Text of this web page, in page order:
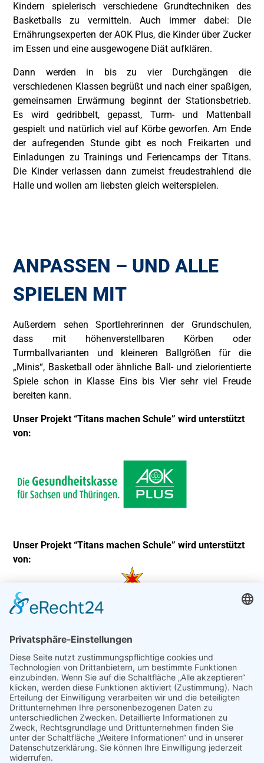
Kindern spielerisch verschiedene Grundtechniken des
Basketballs zu vermitteln. Auch immer dabei: Die
Ernährungsexperten der AOK Plus, die Kinder über Zucker
im Essen und eine ausgewogene Diät aufklären.
Dann werden in bis zu vier Durchgängen die
verschiedenen Klassen begrüßt und nach einer spaßigen,
gemeinsamen Erwärmung beginnt der Stationsbetrieb.
Es wird gedribbelt, gepasst, Turm- und Mattenball
gespielt und natürlich viel auf Körbe geworfen. Am Ende
der aufregenden Stunde gibt es noch Freikarten und
Einladungen zu Trainings und Feriencamps der Titans.
Die Kinder verlassen dann zumeist freudestrahlend die
Halle und wollen am liebsten gleich weiterspielen.
ANPASSEN – UND ALLE
SPIELEN MIT
Außerdem sehen Sportlehrerinnen der Grundschulen,
dass mit höhenverstellbaren Körben oder
Turmballvarianten und kleineren Ballgrößen für die
„Minis“, Basketball oder ähnliche Ball- und zielorientierte
Spiele schon in Klasse Eins bis Vier sehr viel Freude
bereiten kann.
Unser Projekt “Titans machen Schule” wird unterstützt
von:
Unser Projekt “Titans machen Schule” wird unterstützt
von: